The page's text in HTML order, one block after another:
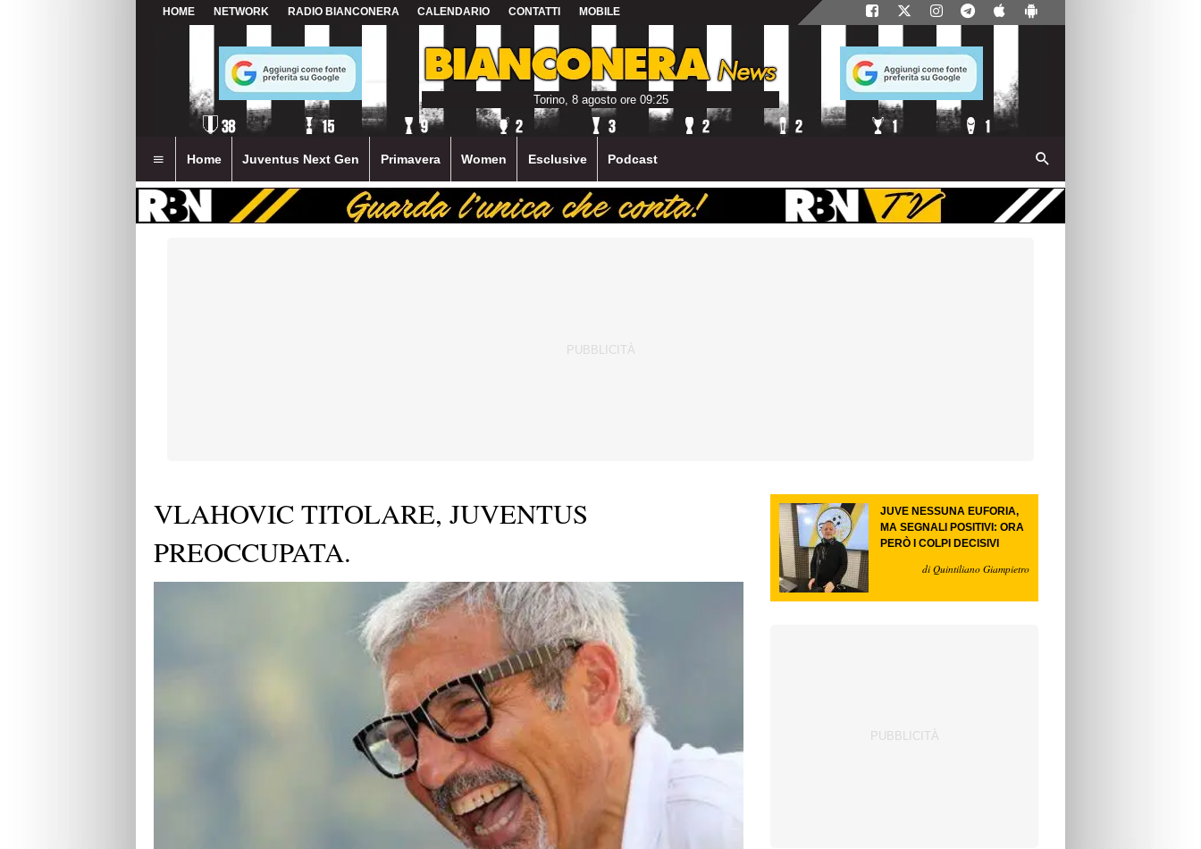
HOME NETWORK RADIO BIANCONERA CALENDARIO CONTATTI MOBILE
Torino, 8 agosto ore 09:25
Home Juventus Next Gen Primavera Women Esclusive Podcast
VLAHOVIC TITOLARE, JUVENTUS
PREOCCUPATA.
JUVE NESSUNA EUFORIA,
MA SEGNALI POSITIVI: ORA
PERÒ I COLPI DECISIVI
di Quintiliano Giampietro